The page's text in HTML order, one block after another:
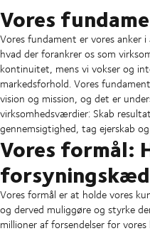
Vores
Vores fundament er vores anker
hvad der forankrer os som
kontinuitet, mens vi vokser og
markedsforhold. Vores
vision og mission, og det er
virksomhedsværdier: Skab
gennemsigtighed, tag ejerskab
Vores formål:
Vores formål er at holde vores
og derved muliggøre og styrke
millioner af forsendelser for